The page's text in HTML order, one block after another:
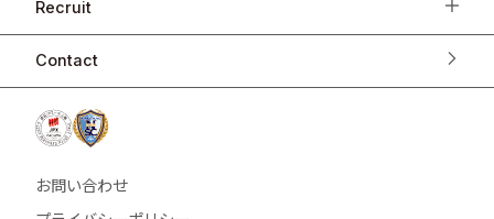
Recruit
Contact
お問い合わせ